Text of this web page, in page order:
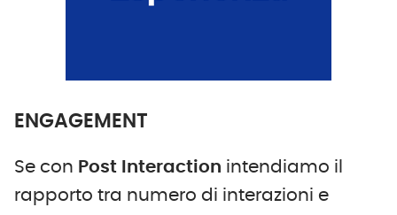
ENGAGEMENT
Se con Post Interaction intendiamo il
rapporto tra numero di interazioni e